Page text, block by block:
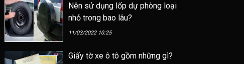
Nên sử dụng lốp dự phòng loại
nhỏ trong bao lâu?
11/03/2022 10:25
Giấy tờ xe ô tô gồm những gì?